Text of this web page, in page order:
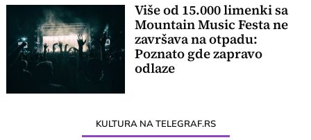
Više od 15.000 limenki sa
Mountain Music Festa ne
završava na otpadu:
Poznato gde zapravo
odlaze
KULTURA NA TELEGRAF.RS